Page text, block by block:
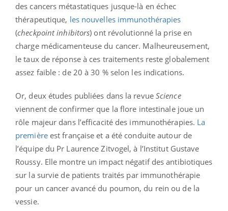
des cancers métastatiques jusque-là en échec
thérapeutique, les nouvelles immunothérapies
(checkpoint inhibitors) ont révolutionné la prise en
charge médicamenteuse du cancer. Malheureusement,
le taux de réponse à ces traitements reste globalement
assez faible : de 20 à 30 % selon les indications.
Or, deux études publiées dans la revue Science
viennent de confirmer que la flore intestinale joue un
rôle majeur dans l’efficacité des immunothérapies. La
premièreest française et a été conduite autour de
l’équipe du Pr Laurence Zitvogel, à l’Institut Gustave
Roussy. Elle montre un impact négatif des antibiotiques
sur la survie de patients traités par immunothérapie
pour un cancer avancé du poumon, du rein ou de la
vessie.